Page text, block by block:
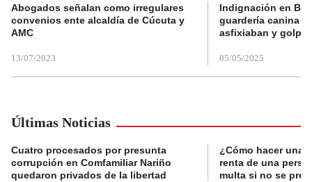
Abogados señalan como irregulares
convenios ente alcaldía de Cúcuta y
AMC
13/07/2023
Indignación en
guardería canina
asfixiaban y
05/05/2025
Últimas Noticias
Cuatro procesados por presunta
corrupción en Comfamiliar Nariño
quedaron privados de la libertad
¿Cómo hacer una
renta de una
multa si no se